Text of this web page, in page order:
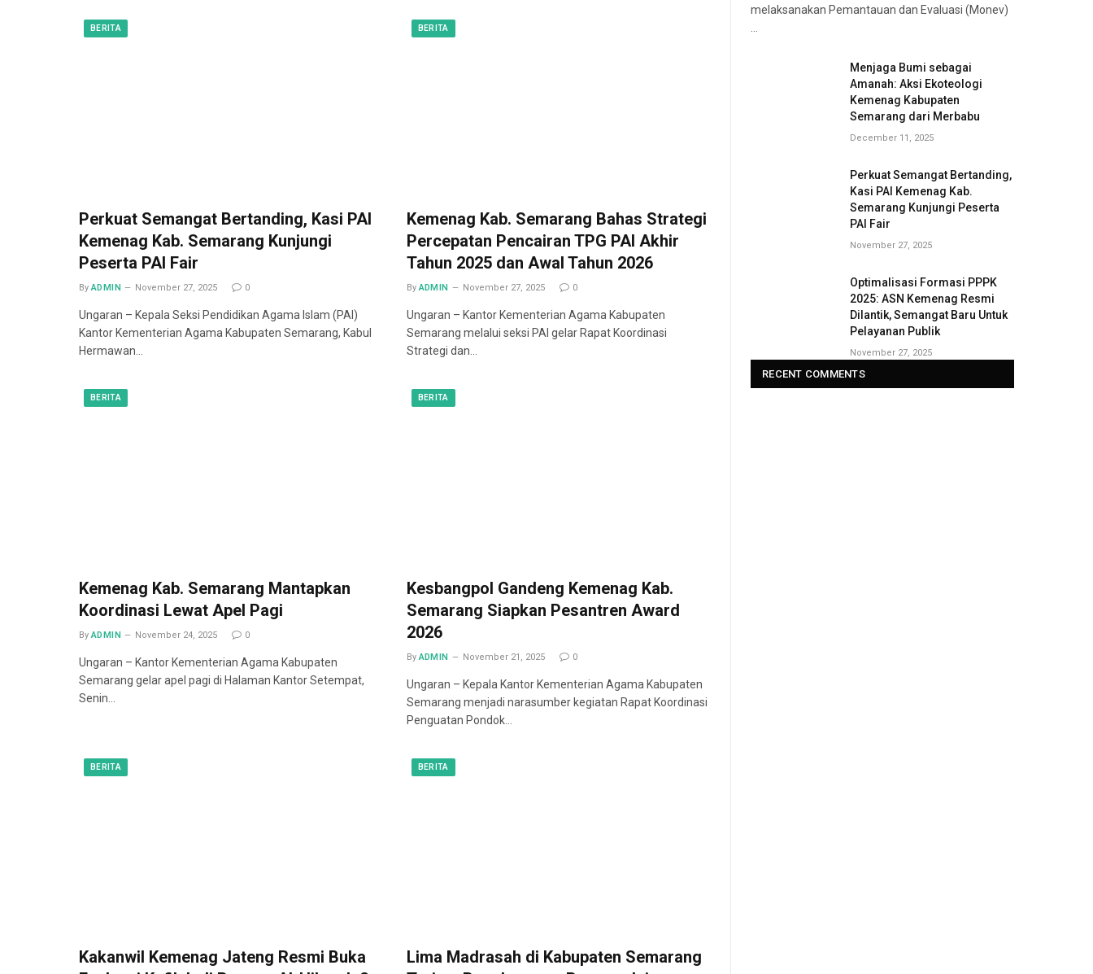
BERITA
Perkuat Semangat Bertanding, Kasi PAI
Kemenag Kab. Semarang Kunjungi
Peserta PAI Fair
By ADMIN November 27, 2025 0
Ungaran – Kepala Seksi Pendidikan Agama Islam (PAI)
Kantor Kementerian Agama Kabupaten Semarang, Kabul
Hermawan…
BERITA
Kemenag Kab. Semarang Bahas Strategi
Percepatan Pencairan TPG PAI Akhir
Tahun 2025 dan Awal Tahun 2026
By ADMIN November 27, 2025 0
Ungaran – Kantor Kementerian Agama Kabupaten
Semarang melalui seksi PAI gelar Rapat Koordinasi
Strategi dan…
BERITA
Kemenag Kab. Semarang Mantapkan
Koordinasi Lewat Apel Pagi
By ADMIN November 24, 2025 0
Ungaran – Kantor Kementerian Agama Kabupaten
Semarang gelar apel pagi di Halaman Kantor Setempat,
Senin…
BERITA
Kesbangpol Gandeng Kemenag Kab.
Semarang Siapkan Pesantren Award
2026
By ADMIN November 21, 2025 0
Ungaran – Kepala Kantor Kementerian Agama Kabupaten
Semarang menjadi narasumber kegiatan Rapat Koordinasi
Penguatan Pondok…
BERITA
Kakanwil Kemenag Jateng Resmi Buka
BERITA
Lima Madrasah di Kabupaten Semarang
melaksanakan Pemantauan dan Evaluasi (Monev)
…
Menjaga Bumi sebagai
Amanah: Aksi Ekoteologi
Kemenag Kabupaten
Semarang dari Merbabu
December 11, 2025
Perkuat Semangat Bertanding,
Kasi PAI Kemenag Kab.
Semarang Kunjungi Peserta
PAI Fair
November 27, 2025
Optimalisasi Formasi PPPK
2025: ASN Kemenag Resmi
Dilantik, Semangat Baru Untuk
Pelayanan Publik
November 27, 2025
RECENT COMMENTS